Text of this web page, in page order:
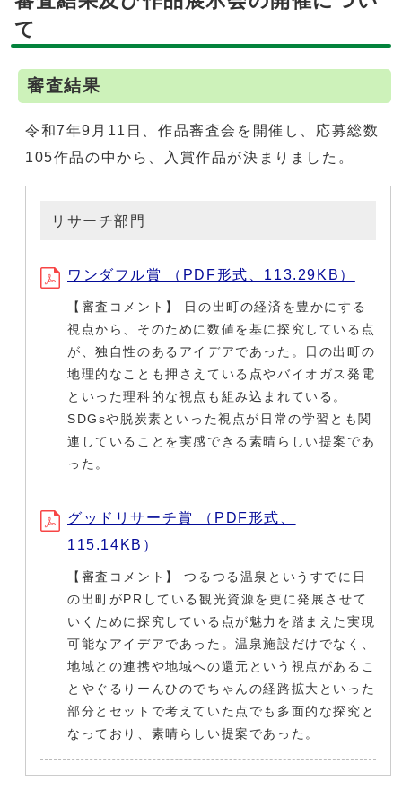
て
審査結果
令和7年9月11日、作品審査会を開催し、応募総数
105作品の中から、入賞作品が決まりました。
リサーチ部門
ワンダフル賞 （PDF形式、113.29KB）
【審査コメント】 日の出町の経済を豊かにする
視点から、そのために数値を基に探究している点
が、独自性のあるアイデアであった。日の出町の
地理的なことも押さえている点やバイオガス発電
といった理科的な視点も組み込まれている。
SDGsや脱炭素といった視点が日常の学習とも関
連していることを実感できる素晴らしい提案であ
った。
グッドリサーチ賞 （PDF形式、
115.14KB）
【審査コメント】 つるつる温泉というすでに日
の出町がPRしている観光資源を更に発展させて
いくために探究している点が魅力を踏まえた実現
可能なアイデアであった。温泉施設だけでなく、
地域との連携や地域への還元という視点があるこ
とやぐるりーんひのでちゃんの経路拡大といった
部分とセットで考えていた点でも多面的な探究と
なっており、素晴らしい提案であった。